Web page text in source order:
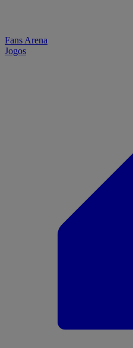
Fans Arena
Jogos